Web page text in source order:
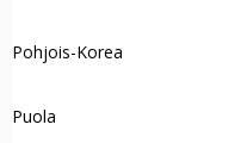
Pohjois-Korea
Puola